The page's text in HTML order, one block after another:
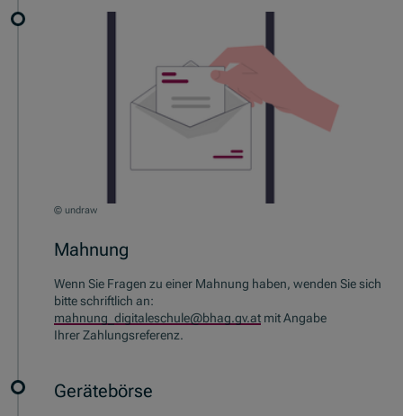
© undraw
Mahnung
Wenn Sie Fragen zu einer Mahnung haben, wenden Sie sich
bitte schriftlich an:
mahnung_digitaleschule@bhag.gv.at mit Angabe
Ihrer Zahlungsreferenz.
Gerätebörse